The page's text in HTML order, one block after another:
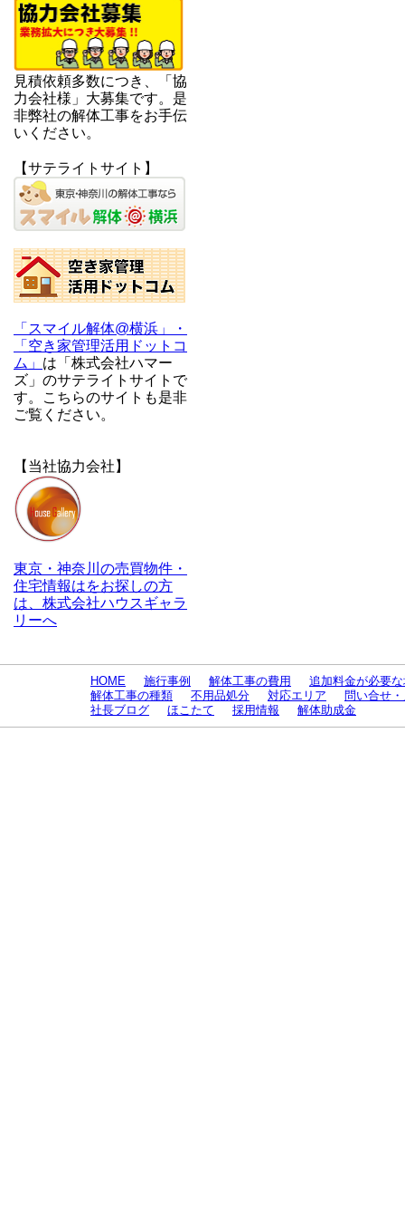
見積依頼多数につき、「協
力会社様」大募集です。是
非弊社の解体工事をお手伝
いください。
【サテライトサイト】
「スマイル解体@横浜」・
「空き家管理活用ドットコ
ム」 は「株式会社ハマー
ズ」のサテライトサイトで
す。こちらのサイトも是非
ご覧ください。
【当社協力会社】
東京・神奈川の売買物件・
住宅情報はをお探しの方
は、株式会社ハウスギャラ
リーへ
HOME 施行事例 解体工事の費用
追加料金が必要
解体工事の種類
不用品処分 対応エリア
問い合せ
社長ブログ
ほこたて 採用情報 解体助成金